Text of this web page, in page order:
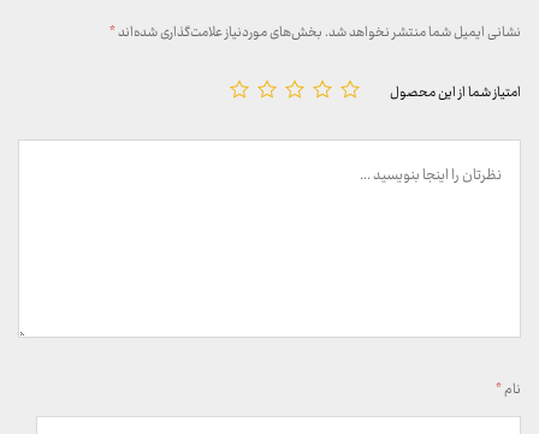
نشانی ایمیل شما منتشر نخواهد شد.بخش‌های موردنیاز علامت‌گذاری شده‌اند*
امتیاز شما از این محصول
نام*